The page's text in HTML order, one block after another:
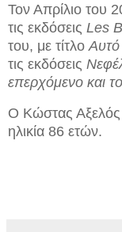
Τον Απρίλιο του
τις εκδόσεις Les
του, με τίτλο Αυτό
τις εκδόσεις
επερχόμενο και
Ο Κώστας Αξελός
ηλικία 86 ετών.